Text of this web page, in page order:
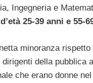
Ingegneria e
25-39 anni e 55-
minoranza
della pubblica
che erano donne